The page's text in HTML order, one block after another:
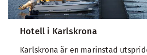
Hotell i Karlskrona
Karlskrona är en marinstad